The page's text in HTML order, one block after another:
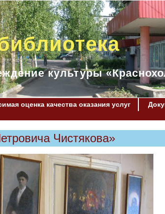
культуры
оценка качества оказания услуг
Чистякова»